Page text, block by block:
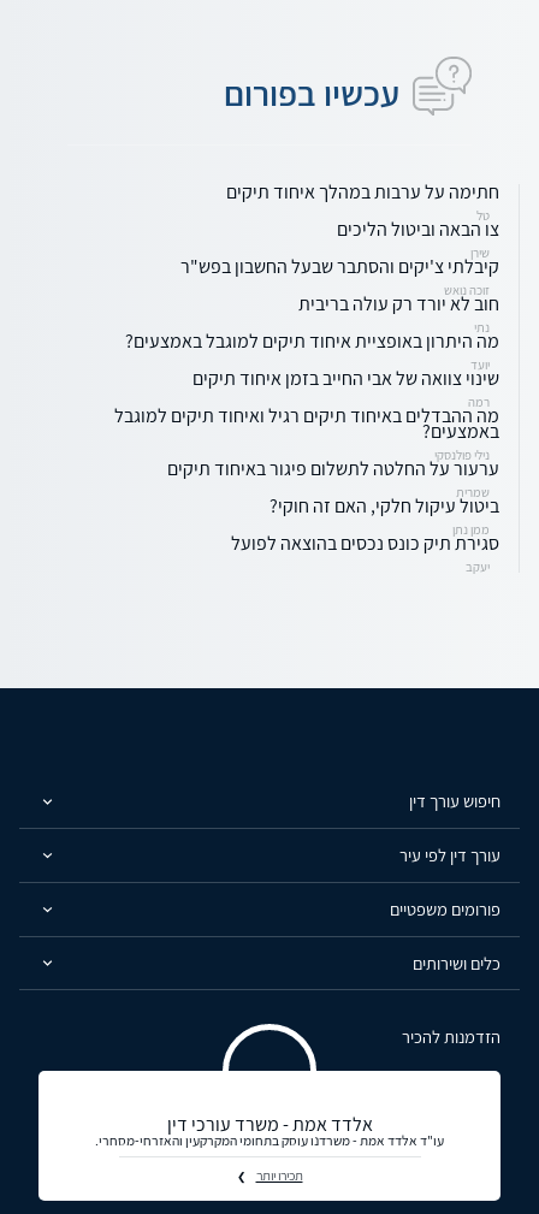
עכשיו בפורום
חתימה על ערבות במהלך איחוד תיקים
טל
צו הבאה וביטול הליכים
שירן
קיבלתי צ'יקים והסתבר שבעל החשבון בפש"ר
זוכה נואש
חוב לא יורד רק עולה בריבית
נתי
מה היתרון באופציית איחוד תיקים למוגבל באמצעים?
יועד
שינוי צוואה של אבי החייב בזמן איחוד תיקים
רמה
מה ההבדלים באיחוד תיקים רגיל ואיחוד תיקים למוגבל
באמצעים?
נילי פולנסקי
ערעור על החלטה לתשלום פיגור באיחוד תיקים
שמרית
ביטול עיקול חלקי, האם זה חוקי?
ממן נתן
סגירת תיק כונס נכסים בהוצאה לפועל
יעקב
חיפוש עורך דין
עורך דין לפי עיר
פורומים משפטיים
כלים ושירותים
הזדמנות להכיר
אלדד אמת - משרד עורכי דין
עו"ד אלדד אמת - משרדנו עוסק בתחומי המקרקעין והאזרחי-מסחרי.
תכירו יותר